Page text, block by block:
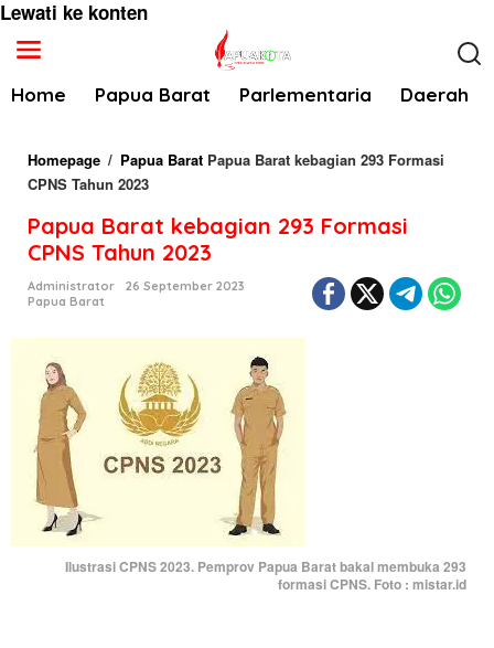
Lewati ke konten
Home Papua Barat Parlementaria Daerah
Homepage / Papua Barat Papua Barat kebagian 293 Formasi
CPNS Tahun 2023
Papua Barat kebagian 293 Formasi
CPNS Tahun 2023
Administrator
26 September 2023
Papua Barat
Ilustrasi CPNS 2023. Pemprov Papua Barat bakal membuka 293
formasi CPNS. Foto : mistar.id